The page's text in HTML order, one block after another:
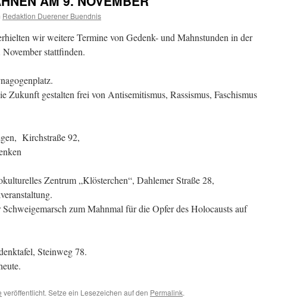
Redaktion Duerener Buendnis
wir weitere Termine von Gedenk- und Mahnstunden in der
stattfinden.
Zukunft gestalten frei von Antisemitismus, Rassismus, Faschismus
Kirchstraße 92,
Zentrum „Klösterchen“, Dahlemer Straße 28,
zum Mahnmal für die Opfer des Holocausts auf
Steinweg 78.
veröffentlicht. Setze ein Lesezeichen auf den Permalink.